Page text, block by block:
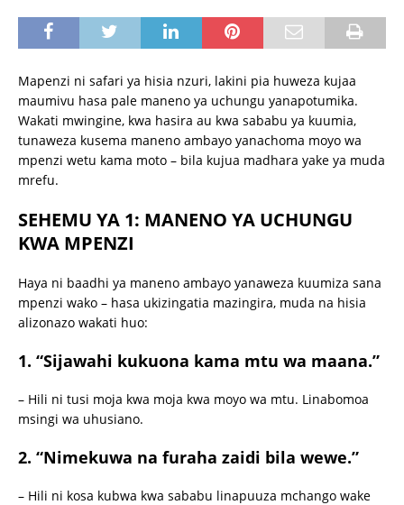
Mapenzi ni safari ya hisia nzuri, lakini pia huweza kujaa
maumivu hasa pale maneno ya uchungu yanapotumika.
Wakati mwingine, kwa hasira au kwa sababu ya kuumia,
tunaweza kusema maneno ambayo yanachoma moyo wa
mpenzi wetu kama moto – bila kujua madhara yake ya muda
mrefu.
SEHEMU YA 1: MANENO YA UCHUNGU
KWA MPENZI
Haya ni baadhi ya maneno ambayo yanaweza kuumiza sana
mpenzi wako – hasa ukizingatia mazingira, muda na hisia
alizonazo wakati huo:
1. “Sijawahi kukuona kama mtu wa maana.”
– Hili ni tusi moja kwa moja kwa moyo wa mtu. Linabomoa
msingi wa uhusiano.
2. “Nimekuwa na furaha zaidi bila wewe.”
– Hili ni kosa kubwa kwa sababu linapuuza mchango wake